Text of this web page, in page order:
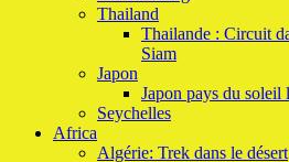
Thailand
Thailande : Circuit
Siam
Japon
Japon pays du soleil
Seychelles
Africa
Algérie: Trek dans le désert